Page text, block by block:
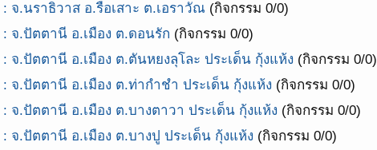
จ.นราธิวาส อ.รือเสาะ ต.เอราวัณ (กิจกรรม 0/0)
จ.ปัตตานี อ.เมือง ต.ดอนรัก (กิจกรรม 0/0)
จ.ปัตตานี อ.เมือง ต.ตันหยงลุโละ ประเด็น กุ้งแห้ง (กิจกรรม 0/0)
จ.ปัตตานี อ.เมือง ต.ท่ากำชำ ประเด็น กุ้งแห้ง (กิจกรรม 0/0)
จ.ปัตตานี อ.เมือง ต.บางตาวา ประเด็น กุ้งแห้ง (กิจกรรม 0/0)
จ.ปัตตานี อ.เมือง ต.บางปู ประเด็น กุ้งแห้ง (กิจกรรม 0/0)